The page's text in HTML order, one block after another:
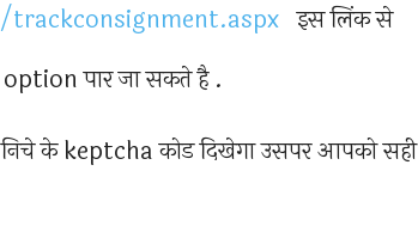
इस लिंक से
पार जा सकते है .
के keptcha कोड दिखेगा उसपर आपको सही